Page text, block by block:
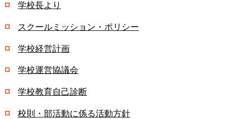
学校長より
スクールミッション・ポリシー
学校経営計画
学校運営協議会
学校教育自己診断
校則・部活動に係る活動方針